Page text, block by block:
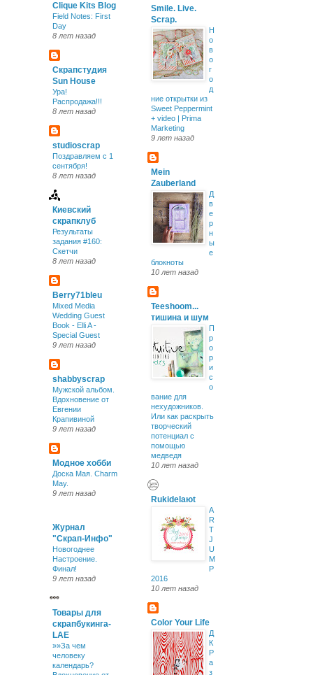
Clique Kits Blog
Field Notes: First
Day
8 лет назад
Скрапстудия
Sun House
Ура!
Распродажа!!!
8 лет назад
studioscrap
Поздравляем с 1
сентября!
8 лет назад
Киевский
скрапклуб
Результаты
задания #160:
Скетчи
8 лет назад
Berry71bleu
Mixed Media
Wedding Guest
Book - Elli A -
Special Guest
9 лет назад
shabbyscrap
Мужской альбом.
Вдохновение от
Евгении
Крапивиной
9 лет назад
Модное хобби
Доска Мая. Charm
May.
9 лет назад
Журнал
"Скрап-Инфо"
Новогоднее
Настроение.
Финал!
9 лет назад
Товары для
скрапбукинга-
LAE
»»За чем
человеку
календарь?
Smile. Live.
Scrap.
Н
о
в
о
г
о
д
ние открытки из
Sweet Peppermint
+ video | Prima
Marketing
9 лет назад
Mein
Zauberland
Д
в
е
р
н
ы
е
блокноты
10 лет назад
Teeshoom...
тишина и шум
П
р
о
р
и
с
о
вание для
нехудожников.
Или как раскрыть
творческий
потенциал с
помощью
медведя
10 лет назад
Rukidelaюt
A
R
T
J
U
M
P
2016
10 лет назад
Color Your Life
Д
К
Р
а
з